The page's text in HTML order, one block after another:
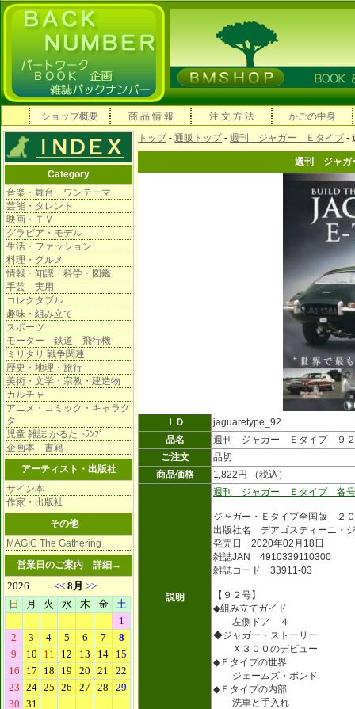
ショップ概要 商 品 情 報 注 文 方 法 かごの中身
Category
音楽・舞台 ワンテーマ
芸能・タレント
映画・ＴＶ
グラビア・モデル
生活・ファッション
料理・グルメ
情報・知識・科学・図鑑
手芸 実用
コレクタブル
趣味・組み立て
スポーツ
モーター 鉄道 飛行機
ミリタリ 戦争関連
歴史・地理・旅行
美術・文学・宗教・建造物
カルチャ
アニメ・コミック・キャラク
タ
児童 雑誌 かるた ﾄﾗﾝﾌﾟ
企画本 書籍
アーティスト・出版社
サイン本
作家・出版社
その他
MAGIC The Gathering
営業日のご案内 詳細→
トップ- 通販トップ- 週刊 ジャガー Ｅタイプ-
週刊 ジャ
ＩＤ
jaguaretype_92
品名
週刊 ジャガー Ｅタイプ ９
ご注文
品切
商品価格
1,822円 （税込）
説明
週刊 ジャガー Ｅタイプ 各号
ジャガー・Ｅタイプ全国版 ２
出版社名 デアゴスティーニ・
発売日 2020年02月18日
雑誌JAN 4910339110300
雑誌コード 33911-03
【９２号】
◆組み立てガイド
左側ドア ４
◆ジャガー・ストーリー
Ｘ３００のデビュー
◆Ｅタイプの世界
ジェームズ・ボンド
◆Ｅタイプの内部
洗車と手入れ